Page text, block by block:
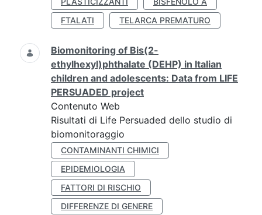
FTALATI
TELARCA PREMATURO
Biomonitoring of Bis(2-
ethylhexyl)phthalate (DEHP) in Italian
children and adolescents: Data from LIFE
PERSUADED project
Contenuto Web
Risultati di Life Persuaded dello studio di
biomonitoraggio
CONTAMINANTI CHIMICI
EPIDEMIOLOGIA
FATTORI DI RISCHIO
DIFFERENZE DI GENERE